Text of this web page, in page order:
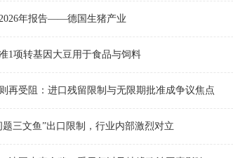
年报告——德国生猪产业
1项转基因大豆用于食品与饲料
再受阻：进口残留限制与无限期批准成争议焦点
题三文鱼”出口限制，行业内部激烈对立